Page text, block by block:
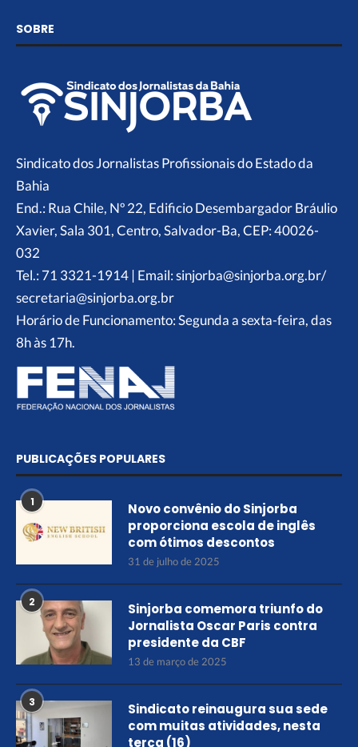
SOBRE
Sindicato dos Jornalistas Profissionais do Estado da
Bahia
End.: Rua Chile, Nº 22, Edificio Desembargador Bráulio
Xavier, Sala 301, Centro, Salvador-Ba, CEP: 40026-
032
Tel.: 71 3321-1914 | Email: sinjorba@sinjorba.org.br/
secretaria@sinjorba.org.br
Horário de Funcionamento: Segunda a sexta-feira, das
8h às 17h.
PUBLICAÇÕES POPULARES
1
Novo convênio do Sinjorba
proporciona escola de inglês
com ótimos descontos
31 de julho de 2025
2
Sinjorba comemora triunfo do
Jornalista Oscar Paris contra
presidente da CBF
13 de março de 2025
3
Sindicato reinaugura sua sede
com muitas atividades, nesta
terça (16)